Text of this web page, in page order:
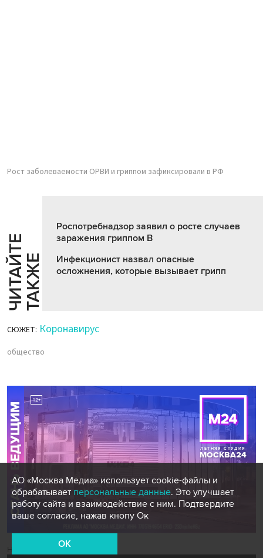
Рост заболеваемости ОРВИ и гриппом зафиксировали в РФ
Ч
И
Т
АЙ
Т
Е
Т
А
К
ЖЕ
Роспотребнадзор заявил о росте случаев
заражения гриппом B
Инфекционист назвал опасные
осложнения, которые вызывает грипп
СЮЖЕТ: Коронавирус
общество
Новости СМИ2
АО «Москва Медиа» использует cookie-файлы и
обрабатывает персональные данные. Это улучшает
работу сайта и взаимодействие с ним. Подтвердите
ваше согласие, нажав кнопу Ок
OK